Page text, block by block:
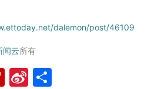
dalemon/post/46109
闻云所有
Flipboard
Sina